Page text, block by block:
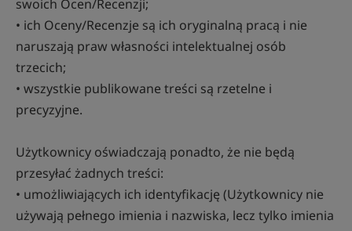
swoich Ocen/Recenzji;
• ich Oceny/Recenzje są ich oryginalną pracą i nie
naruszają praw własności intelektualnej osób
trzecich;
• wszystkie publikowane treści są rzetelne i
precyzyjne.
Użytkownicy oświadczają ponadto, że nie będą
przesyłać żadnych treści:
• umożliwiających ich identyfikację (Użytkownicy nie
używają pełnego imienia i nazwiska, lecz tylko imienia